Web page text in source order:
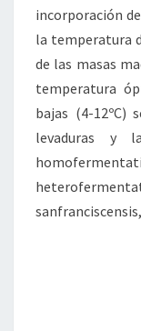
incorporación
la temperatura
de las masas
temperatura
bajas (4-12ºC)
levaduras y